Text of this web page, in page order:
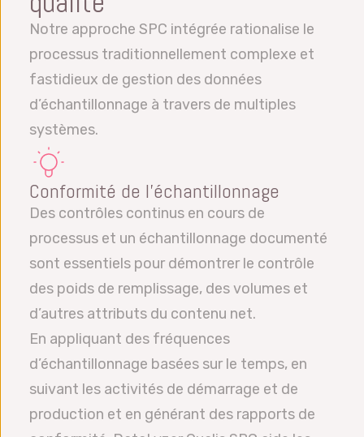
Notre approche SPC intégrée rationalise le
processus traditionnellement complexe et
fastidieux de gestion des données
d’échantillonnage à travers de multiples
systèmes.
Conformité de l’échantillonnage
Des contrôles continus en cours de
processus et un échantillonnage documenté
sont essentiels pour démontrer le contrôle
des poids de remplissage, des volumes et
d’autres attributs du contenu net.
En appliquant des fréquences
d’échantillonnage basées sur le temps, en
suivant les activités de démarrage et de
production et en générant des rapports de